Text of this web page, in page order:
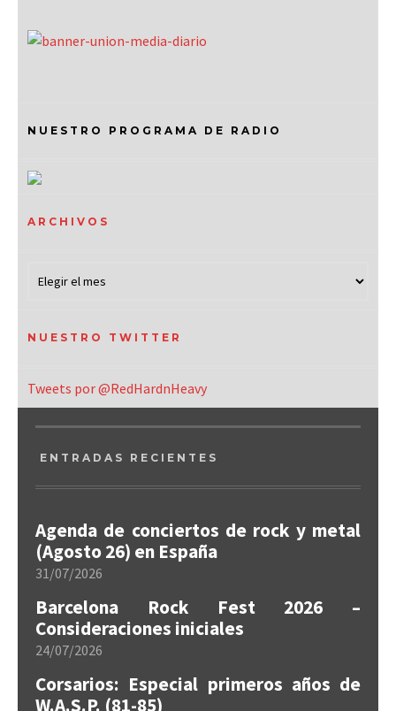
NUESTRO PROGRAMA DE RADIO
ARCHIVOS
NUESTRO TWITTER
Tweets por @RedHardnHeavy
ENTRADAS RECIENTES
Agenda de conciertos de rock y metal
(Agosto 26) en España
31/07/2026
Barcelona Rock Fest 2026 –
Consideraciones iniciales
24/07/2026
Corsarios: Especial primeros años de
W.A.S.P. (81-85)